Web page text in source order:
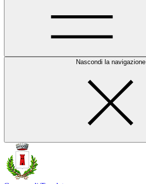
Nascondi la navigazione